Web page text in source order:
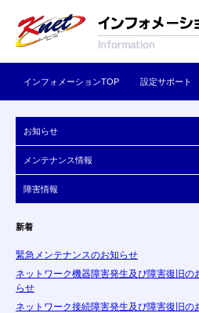
Knetインフォメーション
インフォメーションTOP
設定サポート
情報
お知らせ
メンテナンス情報
障害情報
新着
緊急メンテナンスのお知らせ
ネットワーク機器障害発生及び障害復旧の
らせ
ネットワーク接続障害発生及び障害復旧の